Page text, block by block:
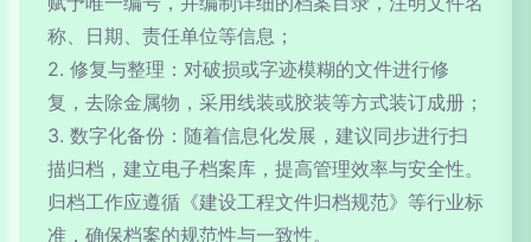
称、日期、责任单位等信息；
2. 修复与整理：对破损或字迹模糊的文件进行修
复，去除金属物，采用线装或胶装等方式装订成册；
3. 数字化备份：随着信息化发展，建议同步进行扫
描归档，建立电子档案库，提高管理效率与安全性。
归档工作应遵循《建设工程文件归档规范》等行业标
准，确保档案的规范性与一致性。